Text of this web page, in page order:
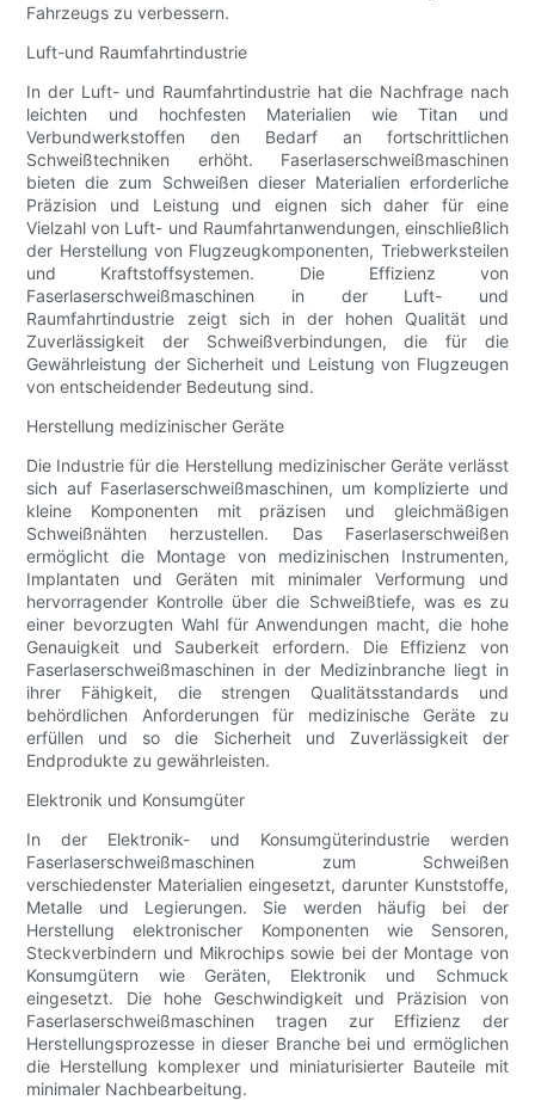
Fahrzeugs zu verbessern.
Luft-und Raumfahrtindustrie
In der Luft- und Raumfahrtindustrie hat die Nachfrage nach
leichten und hochfesten Materialien wie Titan und
Verbundwerkstoffen den Bedarf an fortschrittlichen
Schweißtechniken erhöht. Faserlaserschweißmaschinen
bieten die zum Schweißen dieser Materialien erforderliche
Präzision und Leistung und eignen sich daher für eine
Vielzahl von Luft- und Raumfahrtanwendungen, einschließlich
der Herstellung von Flugzeugkomponenten, Triebwerksteilen
und Kraftstoffsystemen. Die Effizienz von
Faserlaserschweißmaschinen in der Luft- und
Raumfahrtindustrie zeigt sich in der hohen Qualität und
Zuverlässigkeit der Schweißverbindungen, die für die
Gewährleistung der Sicherheit und Leistung von Flugzeugen
von entscheidender Bedeutung sind.
Herstellung medizinischer Geräte
Die Industrie für die Herstellung medizinischer Geräte verlässt
sich auf Faserlaserschweißmaschinen, um komplizierte und
kleine Komponenten mit präzisen und gleichmäßigen
Schweißnähten herzustellen. Das Faserlaserschweißen
ermöglicht die Montage von medizinischen Instrumenten,
Implantaten und Geräten mit minimaler Verformung und
hervorragender Kontrolle über die Schweißtiefe, was es zu
einer bevorzugten Wahl für Anwendungen macht, die hohe
Genauigkeit und Sauberkeit erfordern. Die Effizienz von
Faserlaserschweißmaschinen in der Medizinbranche liegt in
ihrer Fähigkeit, die strengen Qualitätsstandards und
behördlichen Anforderungen für medizinische Geräte zu
erfüllen und so die Sicherheit und Zuverlässigkeit der
Endprodukte zu gewährleisten.
Elektronik und Konsumgüter
In der Elektronik- und Konsumgüterindustrie werden
Faserlaserschweißmaschinen zum Schweißen
verschiedenster Materialien eingesetzt, darunter Kunststoffe,
Metalle und Legierungen. Sie werden häufig bei der
Herstellung elektronischer Komponenten wie Sensoren,
Steckverbindern und Mikrochips sowie bei der Montage von
Konsumgütern wie Geräten, Elektronik und Schmuck
eingesetzt. Die hohe Geschwindigkeit und Präzision von
Faserlaserschweißmaschinen tragen zur Effizienz der
Herstellungsprozesse in dieser Branche bei und ermöglichen
die Herstellung komplexer und miniaturisierter Bauteile mit
minimaler Nachbearbeitung.